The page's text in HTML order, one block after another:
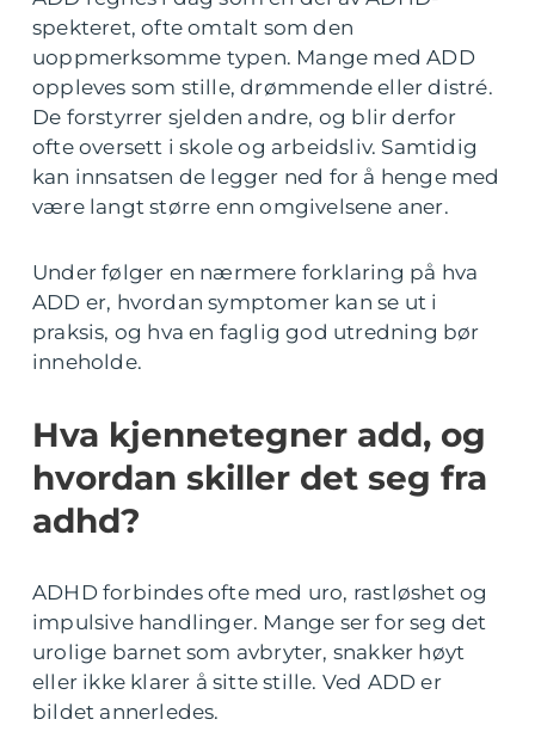
spekteret, ofte omtalt som den
uoppmerksomme typen. Mange med ADD
oppleves som stille, drømmende eller distré.
De forstyrrer sjelden andre, og blir derfor
ofte oversett i skole og arbeidsliv. Samtidig
kan innsatsen de legger ned for å henge med
være langt større enn omgivelsene aner.
Under følger en nærmere forklaring på hva
ADD er, hvordan symptomer kan se ut i
praksis, og hva en faglig god utredning bør
inneholde.
Hva kjennetegner add, og
hvordan skiller det seg fra
adhd?
ADHD forbindes ofte med uro, rastløshet og
impulsive handlinger. Mange ser for seg det
urolige barnet som avbryter, snakker høyt
eller ikke klarer å sitte stille. Ved ADD er
bildet annerledes.